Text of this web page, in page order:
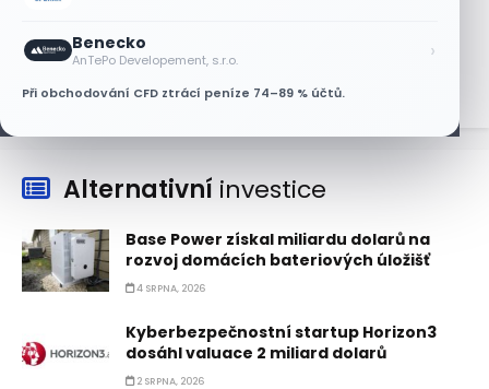
Benecko
AnTePo Developement, s.r.o. ›
Při obchodování CFD ztrácí peníze 74–89 % účtů.
6 SRPNA, 2026
Alternativní investice
Base Power získal miliardu dolarů na
rozvoj domácích bateriových úložišť
4 SRPNA, 2026
Kyberbezpečnostní startup Horizon3
dosáhl valuace 2 miliard dolarů
2 SRPNA, 2026